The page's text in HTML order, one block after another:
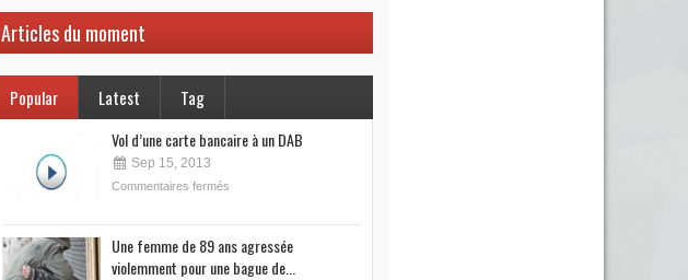
Articles du moment
Popular Latest Tag
Vol d’une carte bancaire à un DAB
Sep 15, 2013
Commentaires fermés
Une femme de 89 ans agressée
violemment pour une bague de...